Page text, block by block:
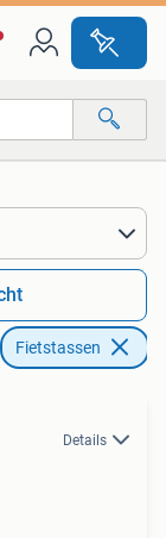
Fietstassen
Details